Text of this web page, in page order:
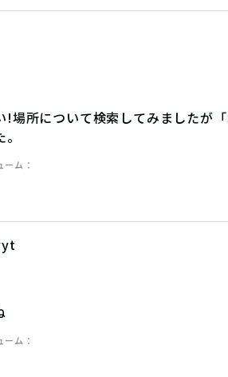
!場所について検索してみましたが
ーム
ーム